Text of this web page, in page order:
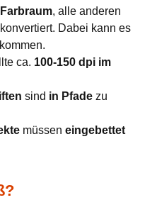
, alle anderen
Dabei kann es
ca. 100-150 dpi im
sind in Pfade zu
müssen eingebettet